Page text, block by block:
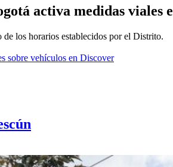
activa medidas
de los horarios establecidos por el Distrito.
sobre vehículos en Discover